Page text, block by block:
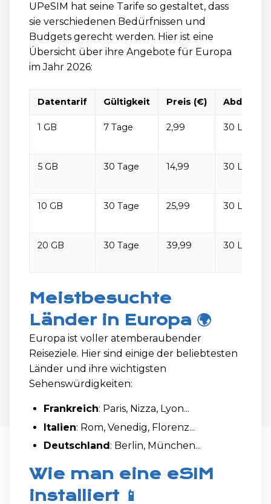
UPeSIM hat seine Tarife so gestaltet, dass
sie verschiedenen Bedürfnissen und
Budgets gerecht werden. Hier ist eine
Übersicht über ihre Angebote für Europa
im Jahr 2026:
Datentarif Gültigkeit Preis (€)
1 GB 7 Tage 2,99 30 Länder
5 GB 30 Tage 14,99 30 Länder
10 GB 30 Tage 25,99 30 Länder
20 GB 30 Tage 39,99 30 Länder
Meistbesuchte
Länder in Europa 🌍
Europa ist voller atemberaubender
Reiseziele. Hier sind einige der beliebtesten
Länder und ihre wichtigsten
Sehenswürdigkeiten:
Frankreich: Paris, Nizza, Lyon...
Italien: Rom, Venedig, Florenz...
Deutschland : Berlin, München...
Wie man eine eSIM
installiert 📱